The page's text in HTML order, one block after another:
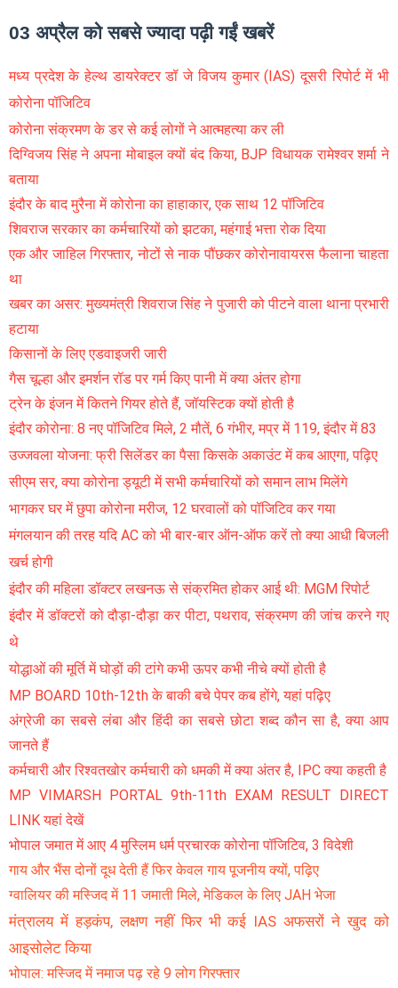
03 अप्रैल को सबसे ज्यादा पढ़ी गईं खबरें
मध्य प्रदेश के हेल्थ डायरेक्टर डॉ जे विजय कुमार (IAS) दूसरी रिपोर्ट में भी
कोरोना पॉजिटिव
कोरोना संक्रमण के डर से कई लोगों ने आत्महत्या कर ली
दिग्विजय सिंह ने अपना मोबाइल क्यों बंद किया, BJP विधायक रामेश्वर शर्मा ने
बताया
इंदौर के बाद मुरैना में कोरोना का हाहाकार, एक साथ 12 पॉजिटिव
शिवराज सरकार का कर्मचारियों को झटका, महंगाई भत्ता रोक दिया
एक और जाहिल गिरफ्तार, नोटों से नाक पौंछकर कोरोनावायरस फैलाना चाहता
था
खबर का असर: मुख्यमंत्री शिवराज सिंह ने पुजारी को पीटने वाला थाना प्रभारी
हटाया
किसानों के लिए एडवाइजरी जारी
गैस चूल्हा और इमर्शन रॉड पर गर्म किए पानी में क्या अंतर होगा
ट्रेन के इंजन में कितने गियर होते हैं, जॉयस्टिक क्यों होती है
इंदौर कोरोना: 8 नए पॉजिटिव मिले, 2 मौतें, 6 गंभीर, मप्र में 119, इंदौर में 83
उज्जवला योजना: फ्री सिलेंडर का पैसा किसके अकाउंट में कब आएगा, पढ़िए
सीएम सर, क्या कोरोना ड्यूटी में सभी कर्मचारियों को समान लाभ मिलेंगे
भागकर घर में छुपा कोरोना मरीज, 12 घरवालों को पॉजिटिव कर गया
मंगलयान की तरह यदि AC को भी बार-बार ऑन-ऑफ करें तो क्या आधी बिजली
खर्च होगी
इंदौर की महिला डॉक्टर लखनऊ से संक्रमित होकर आई थी: MGM रिपोर्ट
इंदौर में डॉक्टरों को दौड़ा-दौड़ा कर पीटा, पथराव, संक्रमण की जांच करने गए
थे
योद्धाओं की मूर्ति में घोड़ों की टांगे कभी ऊपर कभी नीचे क्यों होती है
MP BOARD 10th-12th के बाकी बचे पेपर कब होंगे, यहां पढ़िए
अंग्रेजी का सबसे लंबा और हिंदी का सबसे छोटा शब्द कौन सा है, क्या आप
जानते हैं
कर्मचारी और रिश्वतखोर कर्मचारी को धमकी में क्या अंतर है, IPC क्या कहती है
MP VIMARSH PORTAL 9th-11th EXAM RESULT DIRECT
LINK यहां देखें
भोपाल जमात में आए 4 मुस्लिम धर्म प्रचारक कोरोना पॉजिटिव, 3 विदेशी
गाय और भैंस दोनों दूध देती हैं फिर केवल गाय पूजनीय क्यों, पढ़िए
ग्वालियर की मस्जिद में 11 जमाती मिले, मेडिकल के लिए JAH भेजा
मंत्रालय में हड़कंप, लक्षण नहीं फिर भी कई IAS अफसरों ने खुद को
आइसोलेट किया
भोपाल: मस्जिद में नमाज पढ़ रहे 9 लोग गिरफ्तार